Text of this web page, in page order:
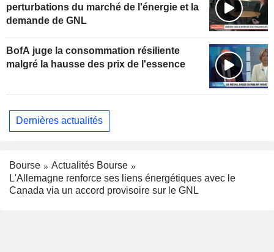
perturbations du marché de l'énergie et la
demande de GNL
BofA juge la consommation résiliente
malgré la hausse des prix de l'essence
Dernières actualités
Bourse
Actualités Bourse
L'Allemagne renforce ses liens énergétiques avec le
Canada via un accord provisoire sur le GNL